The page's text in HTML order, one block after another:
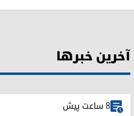
آخرین خبرها
8 ساعت پیش